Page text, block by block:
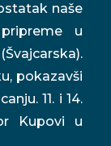
naše
u
pokazavši
11. i 14.
Kupovi u